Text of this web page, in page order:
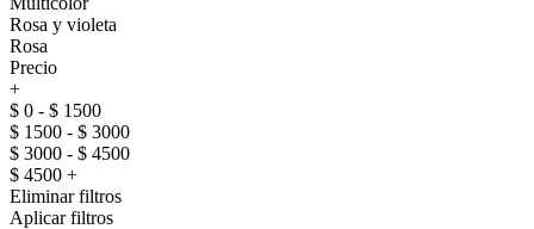
Rosa y violeta
Rosa
Precio
+
$ 0 - $ 1500
$ 1500 - $ 3000
$ 3000 - $ 4500
$ 4500 +
Eliminar filtros
Aplicar filtros